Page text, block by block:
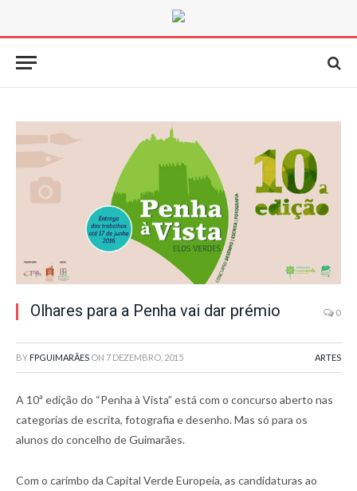
Olhares para a Penha vai dar prémio 0
BY FPGUIMARÃES ON 7 DEZEMBRO, 2015 ARTES
A 10ª edição do “Penha à Vista” está com o concurso aberto nas
categorias de escrita, fotografia e desenho. Mas só para os
alunos do concelho de Guimarães.
Com o carimbo da Capital Verde Europeia, as candidaturas ao